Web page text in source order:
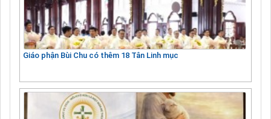
Giáo phận Bùi Chu có thêm 18 Tân Linh mục